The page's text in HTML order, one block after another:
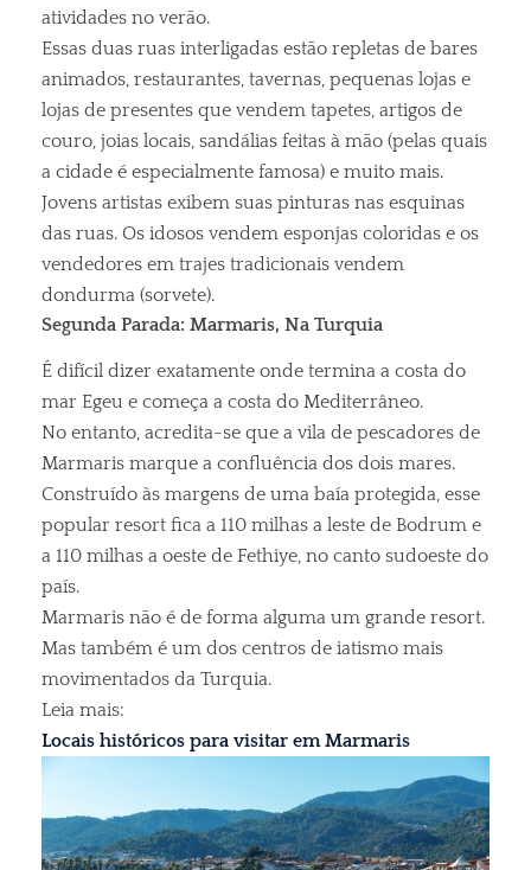
atividades no verão.
Essas duas ruas interligadas estão repletas de bares
animados, restaurantes, tavernas, pequenas lojas e
lojas de presentes que vendem tapetes, artigos de
couro, joias locais, sandálias feitas à mão (pelas quais
a cidade é especialmente famosa) e muito mais.
Jovens artistas exibem suas pinturas nas esquinas
das ruas. Os idosos vendem esponjas coloridas e os
vendedores em trajes tradicionais vendem
dondurma (sorvete).
Segunda Parada: Marmaris, Na Turquia
É difícil dizer exatamente onde termina a costa do
mar Egeu e começa a costa do Mediterrâneo.
No entanto, acredita-se que a vila de pescadores de
Marmaris marque a confluência dos dois mares.
Construído às margens de uma baía protegida, esse
popular resort fica a 110 milhas a leste de Bodrum e
a 110 milhas a oeste de Fethiye, no canto sudoeste do
país.
Marmaris não é de forma alguma um grande resort.
Mas também é um dos centros de iatismo mais
movimentados da Turquia.
Leia mais:
Locais históricos para visitar em Marmaris